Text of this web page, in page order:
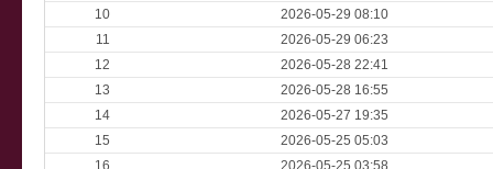
10
2026-05-29 08:10
11
2026-05-29 06:23
12
2026-05-28 22:41
13
2026-05-28 16:55
14
2026-05-27 19:35
15
2026-05-25 05:03
16
2026-05-25 03:58